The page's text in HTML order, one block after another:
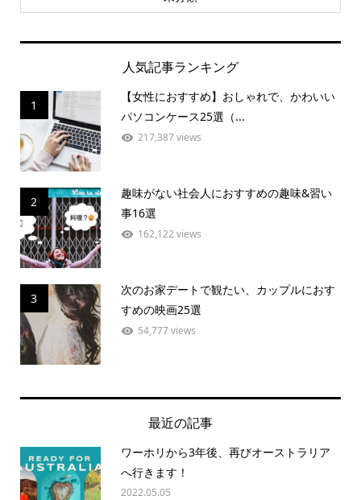
人気記事ランキング
1
【女性におすすめ】おしゃれで、かわいい
パソコンケース25選（...
217,387 views
2
趣味がない社会人におすすめの趣味&習い
事16選
162,122 views
3
次のお家デートで観たい、カップルにおす
すめの映画25選
54,777 views
最近の記事
ワーホリから3年後、再びオーストラリア
へ行きます！
2022.05.05